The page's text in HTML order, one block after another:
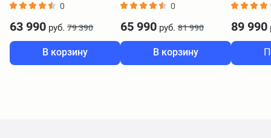
0
63 990 руб. 79 390
В корзину
0
65 990 руб. 81 990
В корзину
89 990